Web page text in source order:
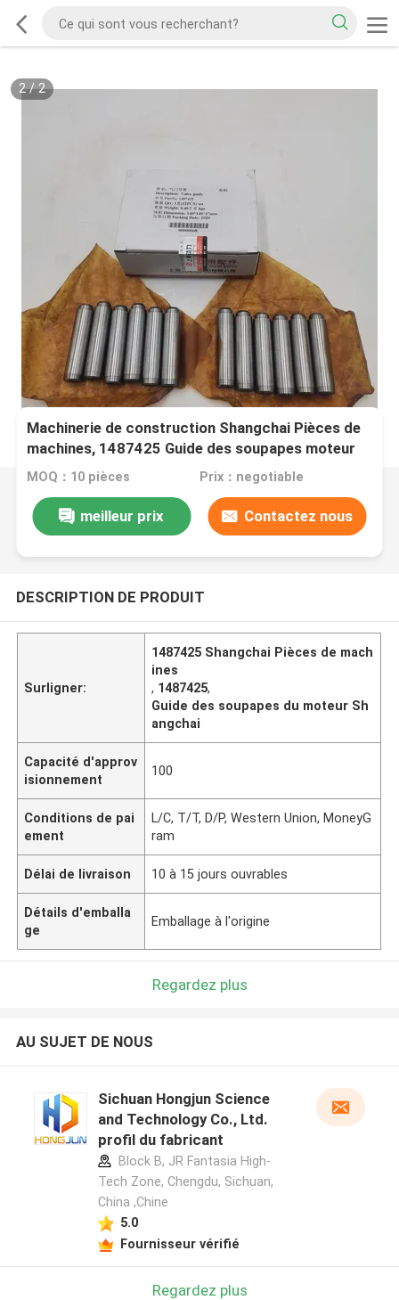
2/2
Machinerie de construction Shangchai Pièces de
machines, 1487425 Guide des soupapes moteur
MOQ：10 pièces Prix：negotiable
meilleur prix Contactez nous
DESCRIPTION DE PRODUIT
Surligner:
1487425 Shangchai Pièces de mach
ines
, 1487425,
Guide des soupapes du moteur Sh
angchai
Capacité d'approv
isionnement
100
Conditions de pai
ement
L/C, T/T, D/P, Western Union, MoneyG
ram
Délai de livraison 10 à 15 jours ouvrables
Détails d'emballa
ge
Emballage à l'origine
Regardez plus
AU SUJET DE NOUS
Sichuan Hongjun Science
and Technology Co., Ltd.
profil du fabricant
Block B, JR Fantasia High-
Tech Zone, Chengdu, Sichuan,
China ,Chine
5.0
Fournisseur vérifié
Regardez plus